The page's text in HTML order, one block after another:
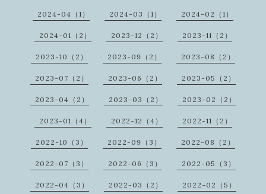
2024-04（1） 2024-03（1） 2024-02（1）
2024-01（2） 2023-12（2） 2023-11（2）
2023-10（2） 2023-09（2） 2023-08（2）
2023-07（2） 2023-06（2） 2023-05（2）
2023-04（2） 2023-03（2） 2023-02（2）
2023-01（4） 2022-12（4） 2022-11（2）
2022-10（3） 2022-09（3） 2022-08（2）
2022-07（3） 2022-06（3） 2022-05（3）
2022-04（3） 2022-03（2） 2022-02（5）